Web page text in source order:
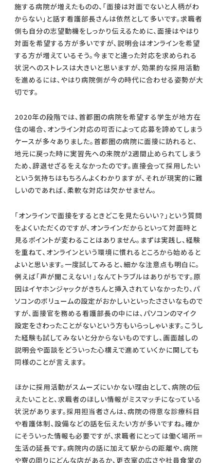
施する病院が増えたものの、「面接は対面でないと人柄がわ
からない」と話す看護部長さんは依然として多いです。求職者
側も自分の志望動機をしっかり伝えるために、面接はやはり
対面を希望する方が多いですが、説明会はオンラインを希望
する方が増えているそう。今までと違った対応を求められる
状況へのストレスは大きいと思いますが、効果的な採用活動
を進めるには、やはり病院側が今の時代に合わせる姿勢が大
切です。
2020年の段階では、首都圏の病院を希望する学生が地方在
住の場合、オンライン対応の可否によって応募を諦めてしまう
ケースが多々ありました。首都圏の病院に面接に訪れると、
地元に戻った時に実習先への来院が2週間止められてしまう
ため、辞退せざるをえなかったのです。直接会って採用したい
という気持ちはもちろんよくわかりますが、それが現実的に難
しいのであれば、柔軟な対応は欠かせません。
「オンラインで面接をするときどこを見たらいい？」という質問
をよくいただくのですが、オンラインだからといって対面時と
見るポイントが変わることはありません。まずは実践し、経験
を重ねて、オンラインという環境に慣れるところから始めると
よいと思います。一度試してみると、細かな注意点も明白に。
例えば「声が聞こえない！」なんてトラブルはありがちです。原
因はイヤホンジャックがきちんと挿入されていなかったり、パ
ソコンのボリュームの設定がおかしいといったささいなもので
すが、面接官を務める看護部長の中には、パソコンのマイク
設定をさわったことがないという方もいらっしゃいます。こうし
た経験も試してみないと分からないものですし、画面越しの
説明会や面談をどういった心構えで進めていくかに関しても
同様のことが言えます。
ほかに採用活動がスムーズにいかない理由として、病院の伝
えたいことと、求職者のほしい情報がミスマッチになっている
状況があります。採用担当者さんは、病院の得意な診療科目
や看護体制、設備などの話を伝えたい方が多いですね。確か
にそういった情報も必要ですが、求職者にとっては働く場所＝
生活の延長です。病院内の話に加えて駅からの距離や、病院
や寮の周りにどんな店があるか、更衣室の広さや社員食堂の